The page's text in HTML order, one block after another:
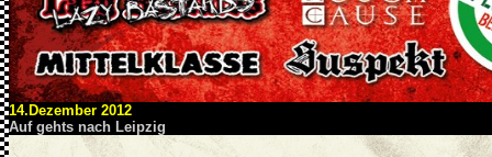
14.Dezember 2012
Auf gehts nach Leipzig